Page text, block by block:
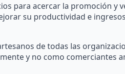
para acercar la promoción y
su productividad e
de todas las
y no como comerciantes